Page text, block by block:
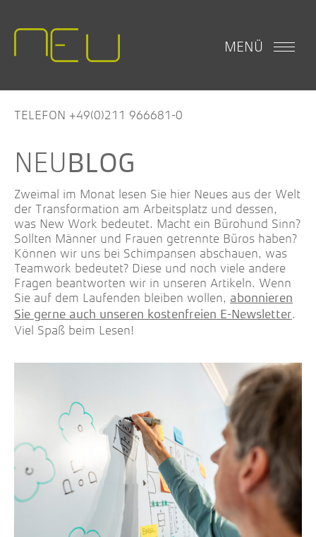
MENÜ
TELEFON +49(0)211 966681-0
BLOG
Zweimal im Monat lesen Sie hier Neues aus der Welt
der Transformation am Arbeitsplatz und dessen,
was New Work bedeutet. Macht ein Bürohund Sinn?
Sollten Männer und Frauen getrennte Büros haben?
Können wir uns bei Schimpansen abschauen, was
Teamwork bedeutet? Diese und noch viele andere
Fragen beantworten wir in unseren Artikeln. Wenn
Sie auf dem Laufenden bleiben wollen, abonnieren
Sie gerne auch unseren kostenfreien E-Newsletter.
Viel Spaß beim Lesen!